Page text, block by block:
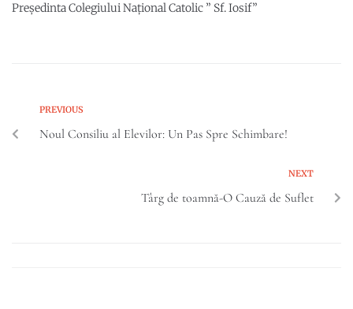
Președinta Colegiului Național Catolic ” Sf. Iosif”
PREVIOUS
Noul Consiliu al Elevilor: Un Pas Spre Schimbare!
NEXT
Târg de toamnă-O Cauză de Suflet